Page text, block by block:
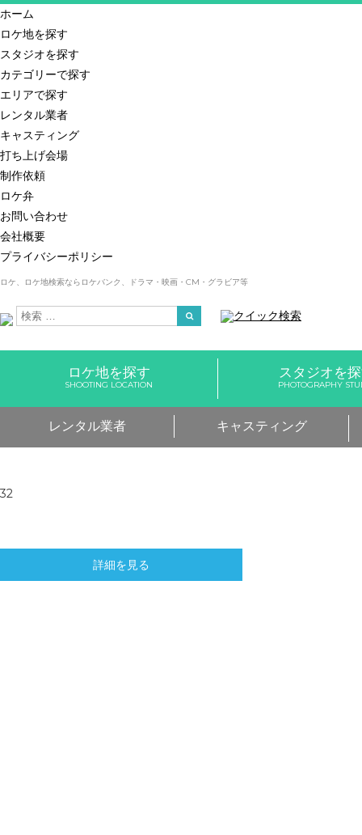
ホーム
ロケ地を探す
スタジオを探す
カテゴリーで探す
エリアで探す
レンタル業者
キャスティング
打ち上げ会場
制作依頼
ロケ弁
お問い合わせ
会社概要
プライバシーポリシー
ロケ、ロケ地検索ならロケバンク、ドラマ・映画・CM・グラビア等
クイック検索
ロケ地を探す
SHOOTING LOCATION
スタジオを
PHOTOGRAPHY
レンタル業者 キャスティング
32
詳細を見る